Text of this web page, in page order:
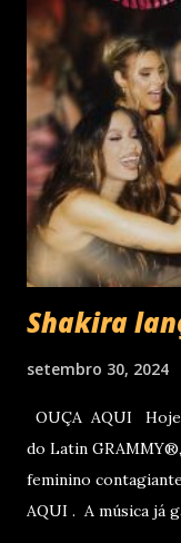
feira), quando
– PR , na Teatro
de Souza, 5300 -
das vendas on-line
dia. A produção e
Production&
Carlos começou o
Shakira
setembro 30, 2024
OUÇA AQUI
do Latin
feminino
AQUI . A música já